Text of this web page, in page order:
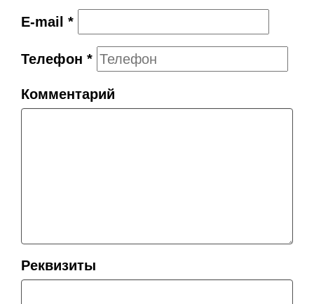
E-mail *
Телефон *
Комментарий
Реквизиты